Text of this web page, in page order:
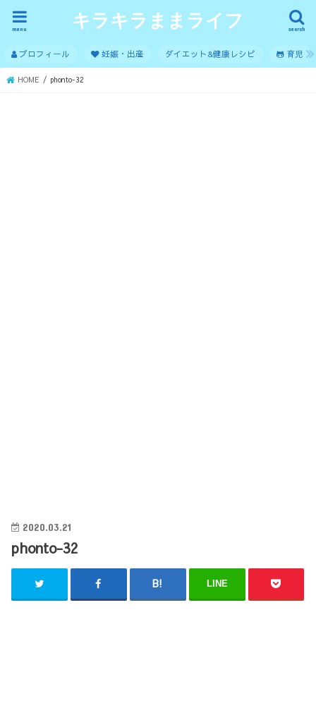
キラキラままライフ search
menu
プロフィール 妊娠・出産 ダイエット&健康レシピ 育児
HOME phonto-32
2020.03.21
phonto-32
LINE